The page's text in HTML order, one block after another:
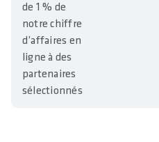
de 1 % de
notre chiffre
d’affaires en
ligne à des
partenaires
sélectionnés